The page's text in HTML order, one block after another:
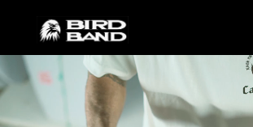
Reproductor
video